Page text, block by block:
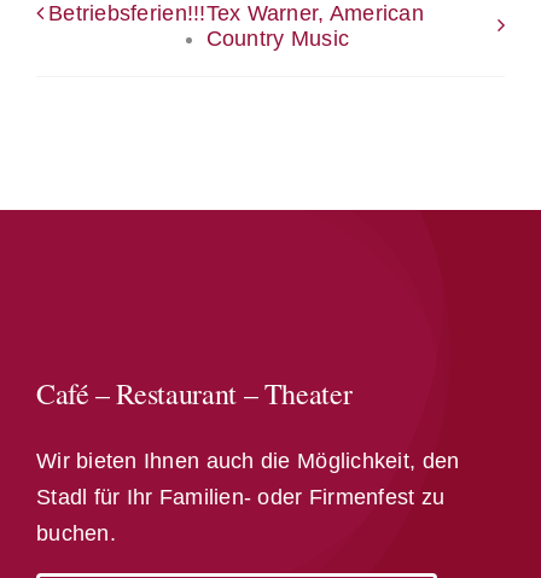
Betriebsferien!!!Tex Warner, American
Country Music
Café – Restaurant – Theater
Wir bieten Ihnen auch die Möglichkeit, den
Stadl für Ihr Familien- oder Firmenfest zu
buchen.